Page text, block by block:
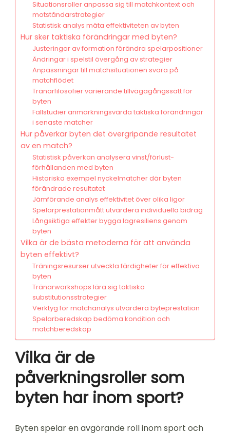
Situationsroller anpassa sig till matchkontext och
motståndarstrategier
Statistisk analys mäta effektiviteten av byten
Hur sker taktiska förändringar med byten?
Justeringar av formation förändra spelarpositioner
Ändringar i spelstil övergång av strategier
Anpassningar till matchsituationen svara på
matchflödet
Tränarfilosofier varierande tillvägagångssätt för
byten
Fallstudier anmärkningsvärda taktiska förändringar
i senaste matcher
Hur påverkar byten det övergripande resultatet
av en match?
Statistisk påverkan analysera vinst/förlust-
förhållanden med byten
Historiska exempel nyckelmatcher där byten
förändrade resultatet
Jämförande analys effektivitet över olika ligor
Spelarprestationmått utvärdera individuella bidrag
Långsiktiga effekter bygga lagresiliens genom
byten
Vilka är de bästa metoderna för att använda
byten effektivt?
Träningsresurser utveckla färdigheter för effektiva
byten
Tränarworkshops lära sig taktiska
substitutionsstrategier
Verktyg för matchanalys utvärdera byteprestation
Spelarberedskap bedöma kondition och
matchberedskap
Vilka är de
påverkningsroller som
byten har inom sport?
Byten spelar en avgörande roll inom sport och